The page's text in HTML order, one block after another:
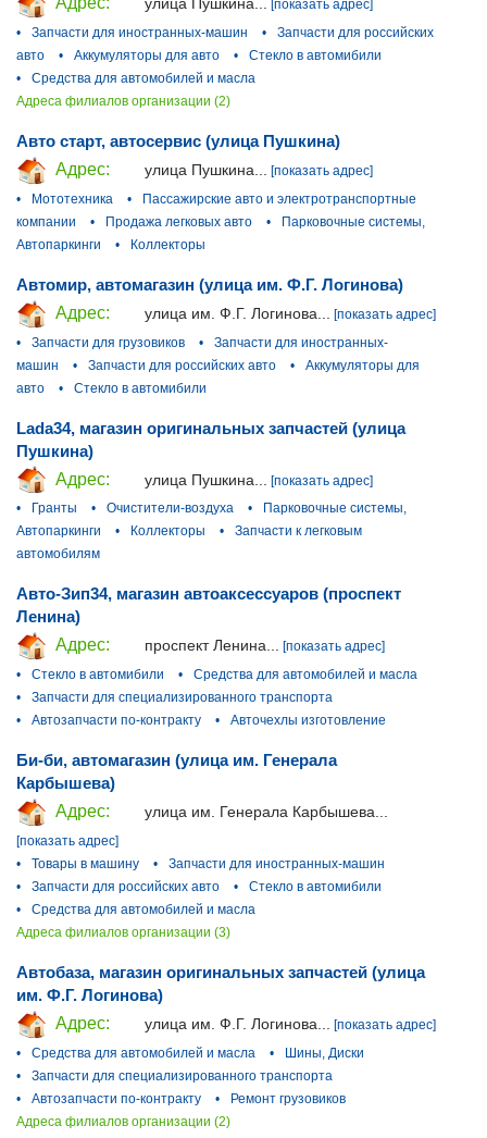
улица Пушкина... [показать адрес]
•
Запчасти для иностранных-машин •
Запчасти для российских
авто
• Аккумуляторы для авто •
Стекло в автомибили
•
Средства для автомобилей и масла
Адреса филиалов организации (2)
Авто старт, автосервис (улица Пушкина)
Адрес:
улица Пушкина...
[показать адрес]
•
Мототехника •
Пассажирские авто и электротранспортные
компании
• Продажа легковых авто •
Парковочные системы,
Автопаркинги
• Коллекторы
Автомир, автомагазин (улица им. Ф.Г. Логинова)
Адрес:
улица им. Ф.Г. Логинова...
[показать адрес]
•
Запчасти для грузовиков •
Запчасти для иностранных-
машин
• Запчасти для российских авто •
Аккумуляторы для
авто
• Стекло в автомибили
Lada34, магазин оригинальных запчастей (улица
Пушкина)
Адрес:
улица Пушкина...
[показать адрес]
•
Гранты • Очистители-воздуха •
Парковочные системы,
Автопаркинги
• Коллекторы •
Запчасти к легковым
автомобилям
Авто-Зип34, магазин автоаксессуаров (проспект
Ленина)
Адрес:
проспект Ленина... [показать адрес]
•
Стекло в автомибили •
Средства для автомобилей и масла
•
Запчасти для специализированного транспорта
•
Автозапчасти по-контракту • Авточехлы изготовление
Би-би, автомагазин (улица им. Генерала
Карбышева)
Адрес:
улица им. Генерала Карбышева...
[показать адрес]
•
Товары в машину •
Запчасти для иностранных-машин
•
Запчасти для российских авто •
Стекло в автомибили
•
Средства для автомобилей и масла
Адреса филиалов организации (3)
Автобаза, магазин оригинальных запчастей (улица
им. Ф.Г. Логинова)
Адрес:
улица им. Ф.Г. Логинова...
[показать адрес]
•
Средства для автомобилей и масла •
Шины, Диски
•
Запчасти для специализированного транспорта
•
Автозапчасти по-контракту •
Ремонт грузовиков
Адреса филиалов организации (2)